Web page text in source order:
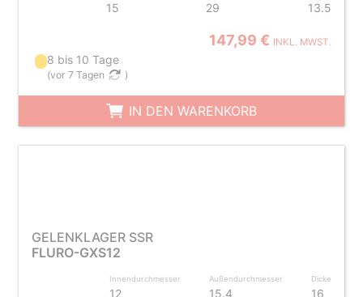
15 29 13.5
147,99 € INKL. MWST.
8 bis 10 Tage
(vor 7 Tagen )
IN DEN WARENKORB
GELENKLAGER SSR
FLURO-GXS12
Innendurchmesser
12
Außendurchmesser
15.4
Dicke
16